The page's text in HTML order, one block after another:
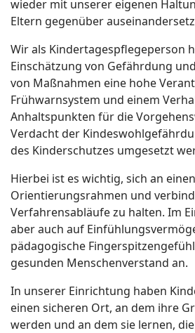
wieder mit unserer eigenen
Eltern gegenüber
Wir als Kindertagespflegeperson
Einschätzung von Gefährdung
von Maßnahmen eine hohe
Frühwarnsystem und einem
Anhaltspunkten für die
Verdacht der
des Kinderschutzes umgesetzt
Hierbei ist es wichtig, sich an
Orientierungsrahmen und
Verfahrensabläufe zu halten. Im
aber auch auf
pädagogische
gesunden Menschenverstand an.
In unserer Einrichtung haben
einen sicheren Ort, an dem ihre
werden und an dem sie lernen,